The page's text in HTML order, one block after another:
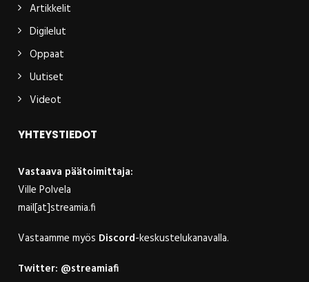
Artikkelit
Digilelut
Oppaat
Uutiset
Videot
YHTEYSTIEDOT
Vastaava päätoimittaja:
Ville Polvela
mail[at]streamia.fi
Vastaamme myös Discord-keskustelukanavalla.
Twitter: @streamiafi